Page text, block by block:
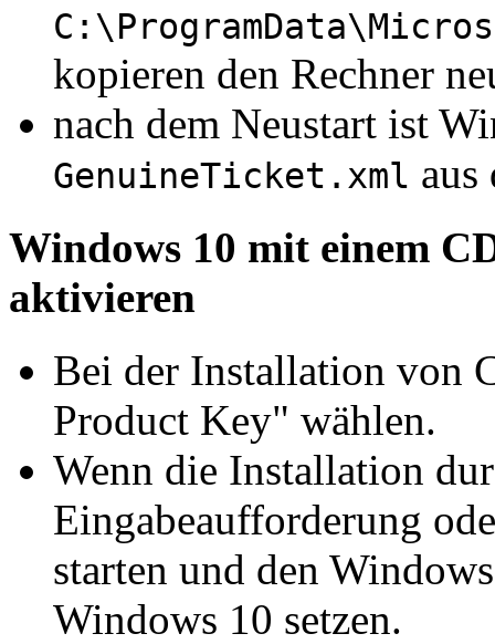
kopieren den Rechner
nach dem Neustart ist
GenuineTicket.xml aus
Windows 10 mit einem
aktivieren
Bei der Installation von
Product Key" wählen.
Wenn die Installation
Eingabeaufforderung
starten und den
Windows 10 setzen.